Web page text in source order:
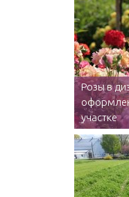
Розы в
участке